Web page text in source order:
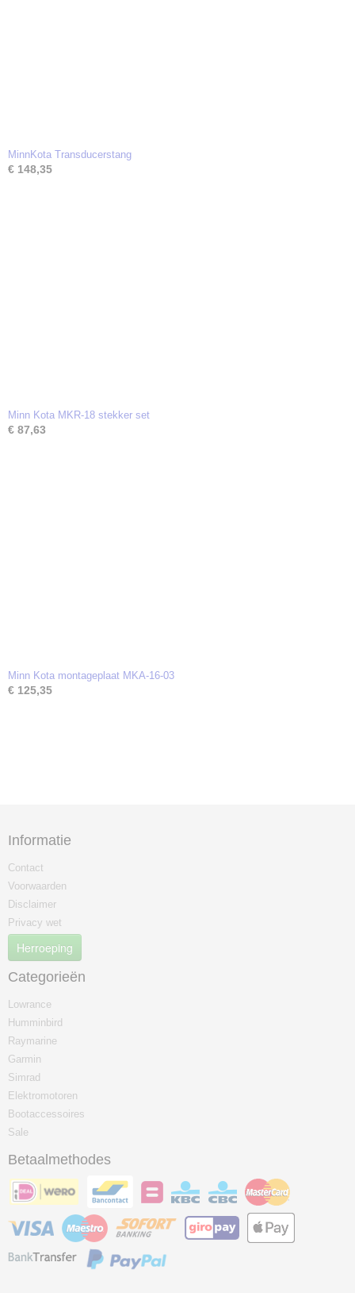
MinnKota Transducerstang
€ 148,35
Minn Kota MKR-18 stekker set
€ 87,63
Minn Kota montageplaat MKA-16-03
€ 125,35
Informatie
Contact
Voorwaarden
Disclaimer
Privacy wet
Herroeping
Categorieën
Lowrance
Humminbird
Raymarine
Garmin
Simrad
Elektromotoren
Bootaccessoires
Sale
Betaalmethodes